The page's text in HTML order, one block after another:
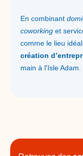
En combinant
coworking et
comme le lieu
création
main à l'Isle Adam.